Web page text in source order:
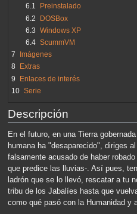
6.1
Preinstalado
6.2
DOSBox
6.3 Windows XP
6.4 ScummVM
7
Imágenes
8
Extras
9
Enlaces de interés
10 Serie
Descripción
En el futuro, en una Tierra
humana ha "desaparecido", diriges
falsamente acusado de haber
que predice las lluvias-. Así pues,
ladrón que se lo llevó, rescatar a tu
tribu de los Jabalíes hasta que
como qué pasó con la Humanidad y